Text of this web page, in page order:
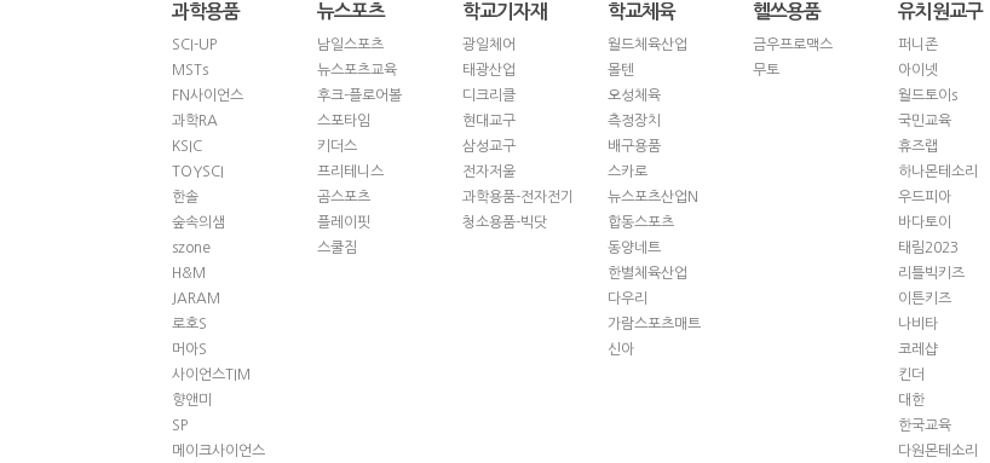
과학용품
SCI-UP
MSTs
FN사이언스
과학RA
KSIC
TOYSCI
한솔
숲속의샘
szone
H&M
JARAM
로호S
머아S
사이언스TIM
향앤미
SP
메이크사이언스
뉴스포츠
남일스포츠
뉴스포츠교육
후크-플로어볼
스포타임
키더스
프리테니스
곰스포츠
플레이핏
스쿨짐
학교기자재
광일체어
태광산업
디크리클
현대교구
삼성교구
전자저울
과학용품-전자전기
청소용품-빅닷
학교체육
월드체육산업
몰텐
오성체육
측정장치
배구용품
스카로
뉴스포츠산업N
합동스포츠
동양네트
한별체육산업
다우리
가람스포츠매트
신아
헬쓰용품
금우프로맥스
무토
유치원교구
퍼니존
아이넷
월드토이s
국민교육
휴즈랩
하나몬테소리
우드피아
바다토이
태림2023
리틀빅키즈
이튼키즈
나비타
코레샵
킨더
대한
한국교육
다원몬테소리